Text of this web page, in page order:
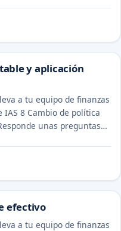
y aplicación
a tu equipo de finanzas
8 Cambio de política
unas preguntas
efectivo
a tu equipo de finanzas